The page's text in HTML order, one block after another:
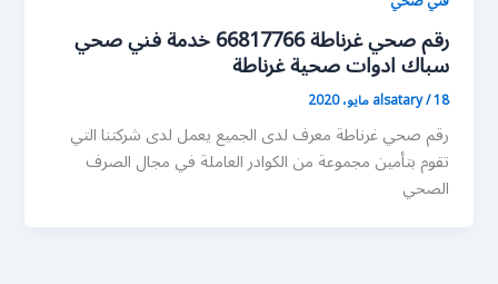
رقم صحي غرناطة 66817766 خدمة فني صحي
سباك ادوات صحية غرناطة
alsatary/18 مايو، 2020
رقم صحي غرناطة معرف لدى الجميع يعمل لدى شركتنا التي
تقوم بتأمين مجموعة من الكوادر العاملة في مجال الصرف
الصحي